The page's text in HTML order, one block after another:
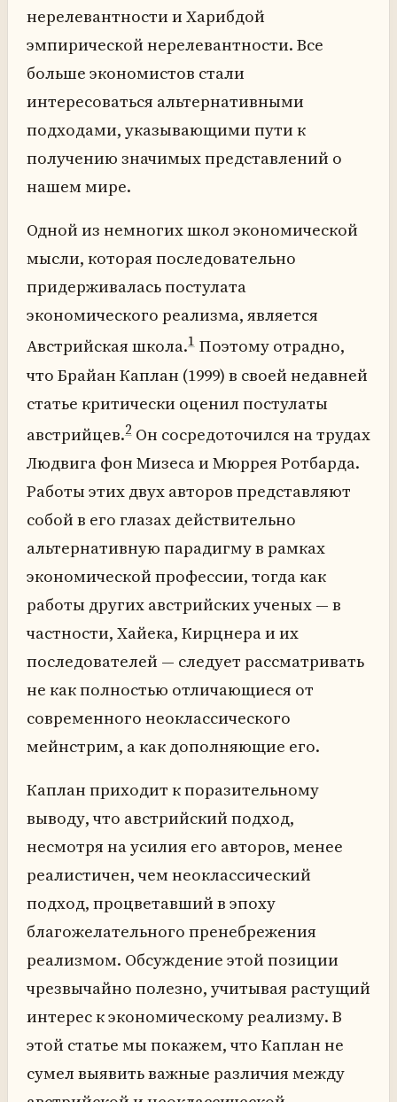
нерелевантности и Харибдой
эмпирической нерелевантности. Все
больше экономистов стали
интересоваться альтернативными
подходами, указывающими пути к
получению значимых представлений о
нашем мире.
Одной из немногих школ экономической
мысли, которая последовательно
придерживалась постулата
экономического реализма, является
Австрийская школа.1Поэтому отрадно,
что Брайан Каплан (1999) в своей недавней
статье критически оценил постулаты
австрийцев.2Он сосредоточился на трудах
Людвига фон Мизеса и Мюррея Ротбарда.
Работы этих двух авторов представляют
собой в его глазах действительно
альтернативную парадигму в рамках
экономической профессии, тогда как
работы других австрийских ученых — в
частности, Хайека, Кирцнера и их
последователей — следует рассматривать
не как полностью отличающиеся от
современного неоклассического
мейнстрим, а как дополняющие его.
Каплан приходит к поразительному
выводу, что австрийский подход,
несмотря на усилия его авторов, менее
реалистичен, чем неоклассический
подход, процветавший в эпоху
благожелательного пренебрежения
реализмом. Обсуждение этой позиции
чрезвычайно полезно, учитывая растущий
интерес к экономическому реализму. В
этой статье мы покажем, что Каплан не
сумел выявить важные различия между